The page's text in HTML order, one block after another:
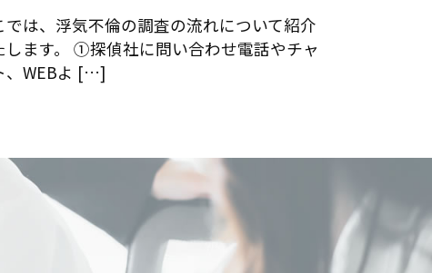
では、浮気不倫の調査の流れについて紹介
します。 ①探偵社に問い合わせ電話やチャ
、WEBよ […]